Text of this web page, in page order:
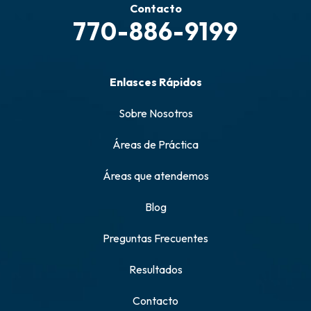
Contacto
770-886-9199
Enlasces Rápidos
Sobre Nosotros
Áreas de Práctica
Áreas que atendemos
Blog
Preguntas Frecuentes
Resultados
Contacto